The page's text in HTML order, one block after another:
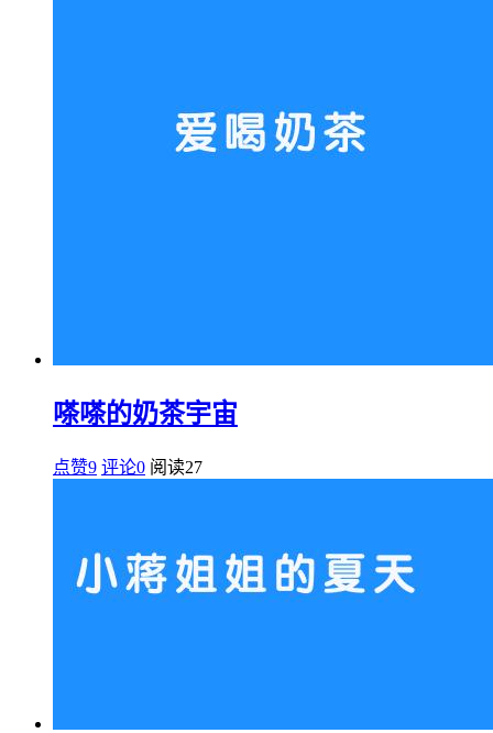
嗏嗏的奶茶宇宙
点赞9 评论0 阅读27